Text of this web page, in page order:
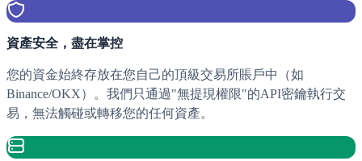
資產安全，盡在掌控
您的資金始終存放在您自己的頂級交易所賬戶中（如
Binance/OKX）。我們只通過"無提現權限"的API密鑰執行交
易，無法觸碰或轉移您的任何資產。